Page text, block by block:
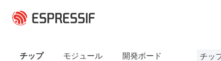
チップ モジュール 開発ボード チッ